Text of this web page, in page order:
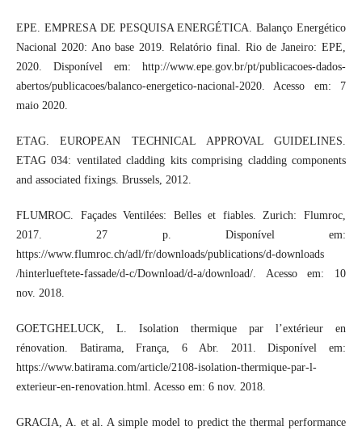
EPE. EMPRESA DE PESQUISA ENERGÉTICA. Balanço Energético
Nacional 2020: Ano base 2019. Relatório final. Rio de Janeiro: EPE,
2020. Disponível em: http://www.epe.gov.br/pt/publicacoes-dados-
abertos/publicacoes/balanco-energetico-nacional-2020. Acesso em: 7
maio 2020.
ETAG. EUROPEAN TECHNICAL APPROVAL GUIDELINES.
ETAG 034: ventilated cladding kits comprising cladding components
and associated fixings. Brussels, 2012.
FLUMROC. Façades Ventilées: Belles et fiables. Zurich: Flumroc,
2017. 27 p. Disponível em:
https://www.flumroc.ch/adl/fr/downloads/publications/d-downloads
/hinterlueftete-fassade/d-c/Download/d-a/download/. Acesso em: 10
nov. 2018.
GOETGHELUCK, L. Isolation thermique par l’extérieur en
rénovation. Batirama, França, 6 Abr. 2011. Disponível em:
https://www.batirama.com/article/2108-isolation-thermique-par-l-
exterieur-en-renovation.html. Acesso em: 6 nov. 2018.
GRACIA, A. et al. A simple model to predict the thermal performance